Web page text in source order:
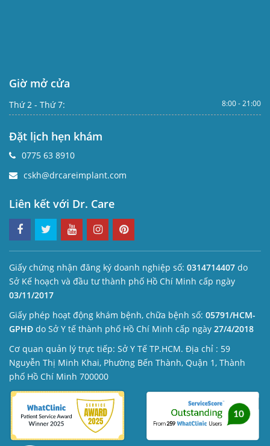
Giờ mở cửa
Thứ 2 - Thứ 7: 8:00 - 21:00
Đặt lịch hẹn khám
0775 63 8910
cskh@drcareimplant.com
Liên kết với Dr. Care
Giấy chứng nhận đăng ký doanh nghiệp số: 0314714407 do
Sở Kế hoạch và đầu tư thành phố Hồ Chí Minh cấp ngày
03/11/2017
Giấy phép hoạt động khám bệnh, chữa bệnh số: 05791/HCM-
GPHĐ do Sở Y tế thành phố Hồ Chí Minh cấp ngày 27/4/2018
Cơ quan quản lý trực tiếp: Sở Y Tế TP.HCM. Địa chỉ : 59
Nguyễn Thị Minh Khai, Phường Bến Thành, Quận 1, Thành
phố Hồ Chí Minh 700000